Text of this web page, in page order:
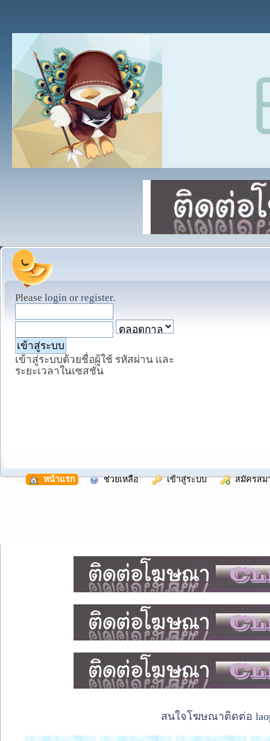
Please login or register.
เข้าสู่ระบบด้วยชื่อผู้ใช้ รหัสผ่าน และ
ระยะเวลาในเซสชั่น
หน้าแรก ช่วยเหลือ เข้าสู่ระบบ สมัครสม
สนใจโฆษณาติดต่อ